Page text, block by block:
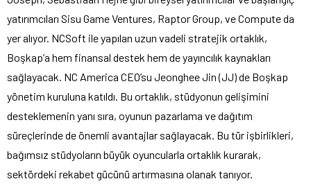
yatırımcıları Sisu Game Ventures, Raptor Group, ve Compute da
yer alıyor. NCSoft ile yapılan uzun vadeli stratejik ortaklık,
Boşkap’a hem finansal destek hem de yayıncılık kaynakları
sağlayacak. NC America CEO’su Jeonghee Jin (JJ) de Boşkap
yönetim kuruluna katıldı. Bu ortaklık, stüdyonun gelişimini
desteklemenin yanı sıra, oyunun pazarlama ve dağıtım
süreçlerinde de önemli avantajlar sağlayacak. Bu tür işbirlikleri,
bağımsız stüdyoların büyük oyuncularla ortaklık kurarak,
sektördeki rekabet gücünü artırmasına olanak tanıyor.